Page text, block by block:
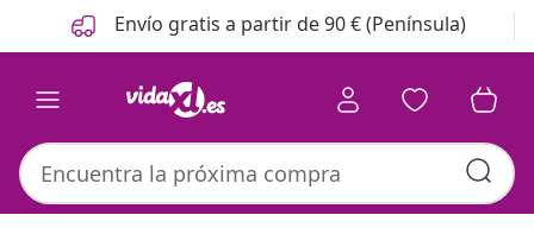
Anterior
Siguiente Envío gratis a partir de 90 € (Península)